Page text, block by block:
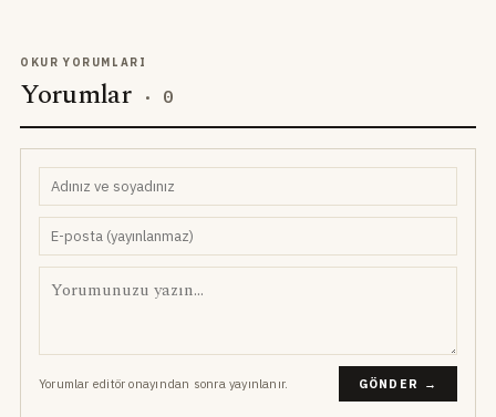
OKUR YORUMLARI
Yorumlar · 0
Yorumlar editör onayından sonra yayınlanır. GÖNDER →